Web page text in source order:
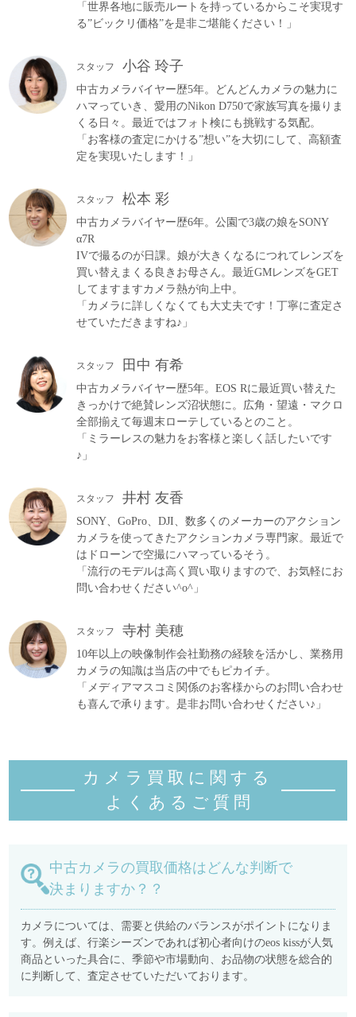
「世界各地に販売ルートを持っているからこそ実現す
る”ビックリ価格”を是非ご堪能ください！」
スタッフ 小谷 玲子
中古カメラバイヤー歴5年。どんどんカメラの魅力に
ハマっていき、愛用のNikon D750で家族写真を撮りま
くる日々。最近ではフォト検にも挑戦する気配。
「お客様の査定にかける”想い”を大切にして、高額査
定を実現いたします！」
スタッフ 松本 彩
中古カメラバイヤー歴6年。公園で3歳の娘をSONY
α7R
IVで撮るのが日課。娘が大きくなるにつれてレンズを
買い替えまくる良きお母さん。最近GMレンズをGET
してますますカメラ熱が向上中。
「カメラに詳しくなくても大丈夫です！丁寧に査定さ
せていただきますね♪」
スタッフ 田中 有希
中古カメラバイヤー歴5年。EOS Rに最近買い替えた
きっかけで絶賛レンズ沼状態に。広角・望遠・マクロ
全部揃えて毎週末ローテしているとのこと。
「ミラーレスの魅力をお客様と楽しく話したいです
♪」
スタッフ 井村 友香
SONY、GoPro、DJI、数多くのメーカーのアクション
カメラを使ってきたアクションカメラ専門家。最近で
はドローンで空撮にハマっているそう。
「流行のモデルは高く買い取りますので、お気軽にお
問い合わせください^o^」
スタッフ 寺村 美穂
10年以上の映像制作会社勤務の経験を活かし、業務用
カメラの知識は当店の中でもピカイチ。
「メディアマスコミ関係のお客様からのお問い合わせ
も喜んで承ります。是非お問い合わせください♪」
カメラ買取に関する
よくあるご質 問
中古カメラの買取価格はどんな判断で
決まりますか？？
カメラについては、需要と供給のバランスがポイントになりま
す。例えば、行楽シーズンであれば初心者向けのeos kissが人気
商品といった具合に、季節や市場動向、お品物の状態を総合的
に判断して、査定させていただいております。